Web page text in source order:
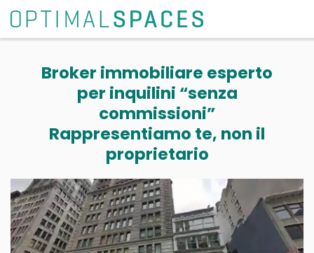
Broker immobiliare esperto
per inquilini “senza
commissioni”
Rappresentiamo te, non il
proprietario